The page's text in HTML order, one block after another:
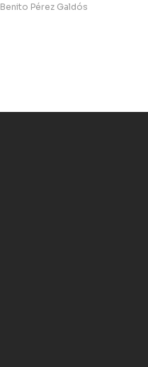
Benito Pérez Galdós